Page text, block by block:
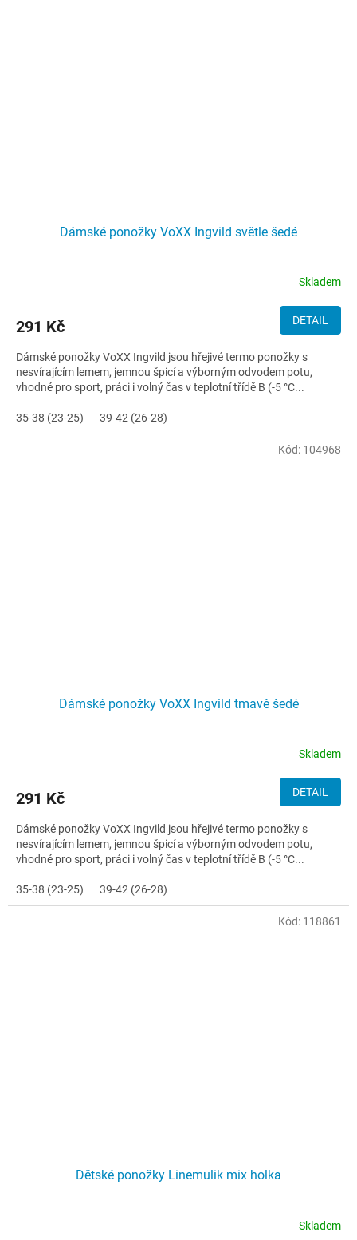
Dámské ponožky VoXX Ingvild světle šedé
Skladem
291 Kč DETAIL
Dámské ponožky VoXX Ingvild jsou hřejivé termo ponožky s
nesvírajícím lemem, jemnou špicí a výborným odvodem potu,
vhodné pro sport, práci i volný čas v teplotní třídě B (-5 °C...
35-38 (23-25) 39-42 (26-28)
Dámské ponožky VoXX Ingvild tmavě šedé
Skladem
291 Kč DETAIL
Dámské ponožky VoXX Ingvild jsou hřejivé termo ponožky s
nesvírajícím lemem, jemnou špicí a výborným odvodem potu,
vhodné pro sport, práci i volný čas v teplotní třídě B (-5 °C...
35-38 (23-25) 39-42 (26-28)
Kód: 104968
Dětské ponožky Linemulik mix holka
Skladem
Kód: 118861